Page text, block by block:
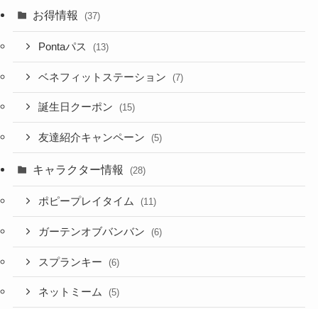
お得情報 (37)
Pontaパス (13)
ベネフィットステーション (7)
誕生日クーポン (15)
友達紹介キャンペーン (5)
キャラクター情報 (28)
ポピープレイタイム (11)
ガーテンオブバンバン (6)
スプランキー (6)
ネットミーム (5)